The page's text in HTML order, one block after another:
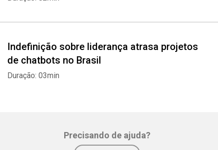
Indefinição sobre liderança atrasa projetos
de chatbots no Brasil
Duração: 03min
Precisando de ajuda?